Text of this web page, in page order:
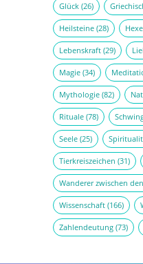
Glück(26)
Heilsteine(28)
Lebenskraft(29)
Magie(34)
Mythologie(82)
Rituale(78)
Seele(25)
Tierkreiszeichen (31)
Wanderer zwischen
Wissenschaft(166)
Zahlendeutung(73)